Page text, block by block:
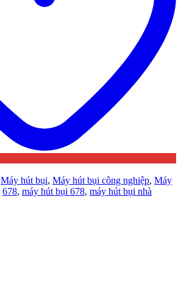
Máy hút bụi, Máy hút bụi công nghiệp, Máy
678, máy hút bụi 678, máy hút bụi nhà